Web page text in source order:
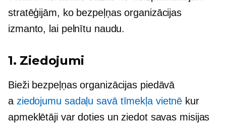
stratēģijām, ko bezpeļņas organizācijas
izmanto, lai pelnītu naudu.
1. Ziedojumi
Bieži bezpeļņas organizācijas piedāvā
a ziedojumu sadaļu savā tīmekļa vietnē kur
apmeklētāji var doties un ziedot savas misijas